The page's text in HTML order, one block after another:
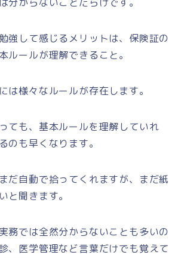
強して感じるメリットは、保険証の
ルールが理解できること。
は様々なルールが存在します。
ても、基本ルールを理解していれ
のも早くなります。
だ自動で拾ってくれますが、まだ紙
と聞きます。
務では全然分からないことも多いの
、医学管理など言葉だけでも覚えて